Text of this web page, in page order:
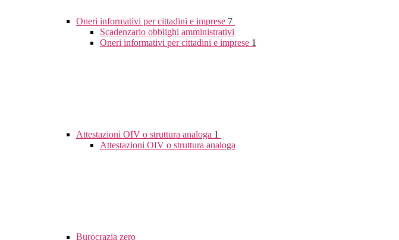
Oneri informativi per cittadini e imprese 7
Scadenzario obblighi amministrativi
Oneri informativi per cittadini e imprese 1
Attestazioni OIV o struttura analoga 1
Attestazioni OIV o struttura analoga
Burocrazia zero